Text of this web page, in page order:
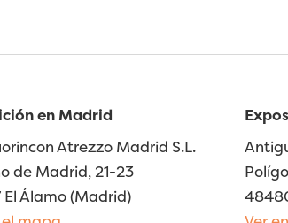
en Madrid
Atrezzo Madrid S.L.
de Madrid, 21-23
Álamo (Madrid)